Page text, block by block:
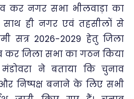
कर नगर सभा भीलवाड़ा का
साथ ही नगर एवं तहसीलों से
सत्र 2026-2029 हेतु जिला
कर जिला सभा का गठन किया
मंडोवरा ने बताया कि चुनाव
और निष्पक्ष बनाने के लिए सभी